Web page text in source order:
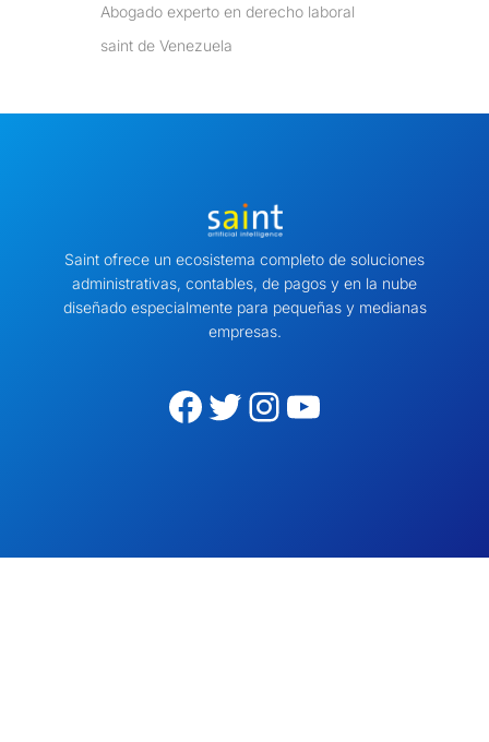
Abogado experto en derecho laboral
saint de Venezuela
Saint ofrece un ecosistema completo de soluciones
administrativas, contables, de pagos y en la nube
diseñado especialmente para pequeñas y medianas
empresas.
Facebook Twitter Instagram YouTube